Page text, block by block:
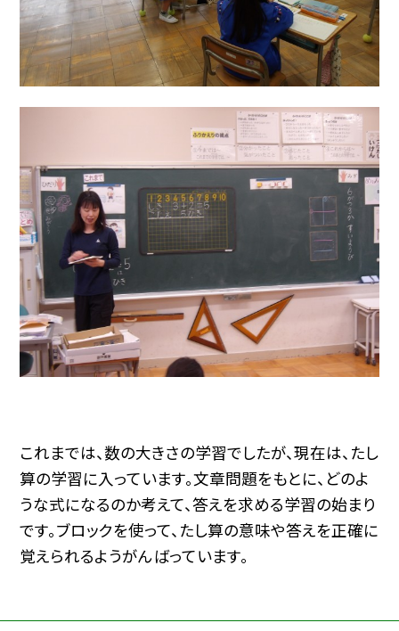
これまでは、数の大きさの学習でしたが、現在は、たし
算の学習に入っています。文章問題をもとに、どのよ
うな式になるのか考えて、答えを求める学習の始まり
です。ブロックを使って、たし算の意味や答えを正確に
覚えられるようがんばっています。